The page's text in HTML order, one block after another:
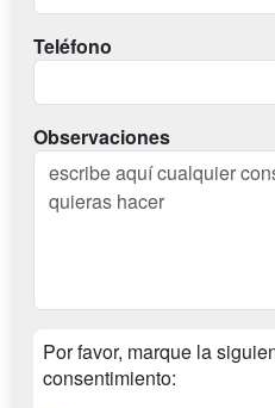
Teléfono
Observaciones
Por favor, marque la
consentimiento: